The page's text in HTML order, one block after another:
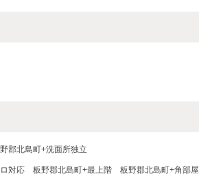
郡北島町+洗面所独立
対応 板野郡北島町+最上階 板野郡北島町+角部屋